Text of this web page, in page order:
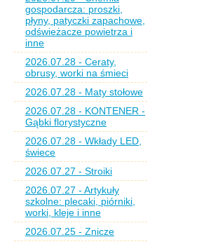
gospodarcza: proszki,
płyny, patyczki zapachowe,
odświeżacze powietrza i
inne
2026.07.28 - Ceraty,
obrusy, worki na śmieci
2026.07.28 - Maty stołowe
2026.07.28 - KONTENER -
Gąbki florystyczne
2026.07.28 - Wkłady LED,
świece
2026.07.27 - Stroiki
2026.07.27 - Artykuły
szkolne: plecaki, piórniki,
worki, kleje i inne
2026.07.25 - Znicze